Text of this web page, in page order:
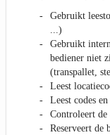
Gebruikt
...)
Gebruikt
bediener niet
(transpallet,
Leest
Leest codes
Controleert de
Reserveert de